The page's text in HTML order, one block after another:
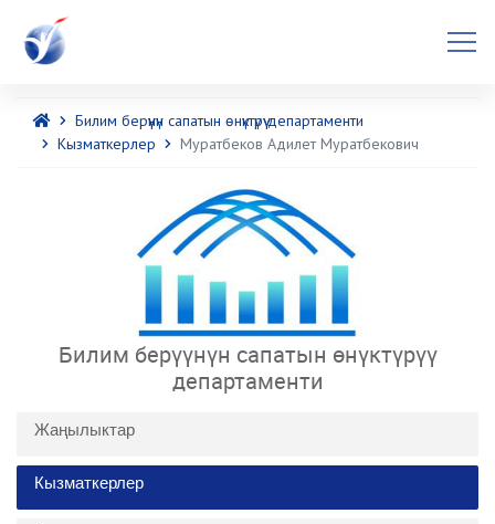
Билим берүүнүн сапатын өнүктүрүү департаменти
Кызматкерлер
Муратбеков Адилет Муратбекович
Билим берүүнүн сапатын өнүктүрүү
департаменти
Жаңылыктар
Кызматкерлер